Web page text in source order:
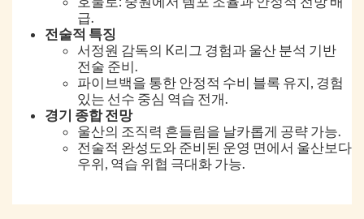
급.
전술적 특징
서정원 감독의 K리그 경험과 울산 분석 기반
전술 준비.
파이브백을 통한 안정적 수비 블록 유지, 경험
있는 선수 중심 역습 전개.
경기 종합 전망
울산의 조직력 흔들림을 날카롭게 공략 가능.
전술적 완성도와 준비된 운영 면에서 울산보다
우위, 역습 위협 극대화 가능.